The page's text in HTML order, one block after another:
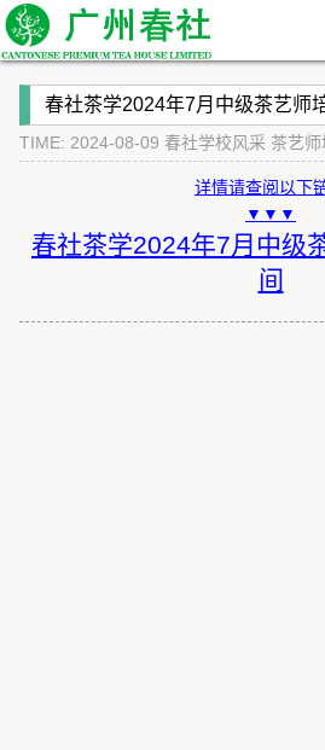
春社茶学2024年7月中级茶艺师
TIME: 2024-08-09 春社学校风采 茶艺师
详情请查阅以下
▼▼▼
春社茶学2024年7月中级
间